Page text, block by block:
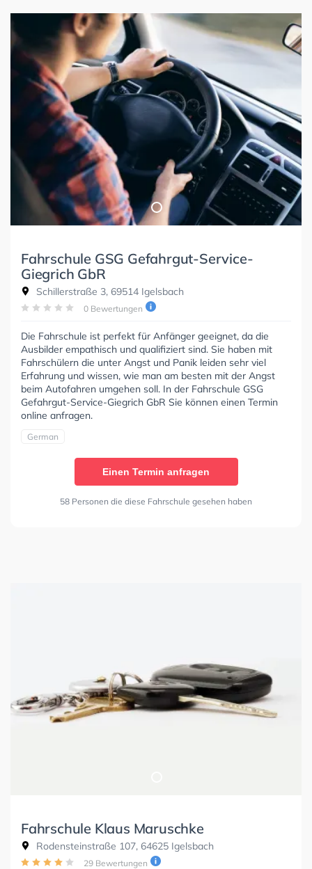
Fahrschule GSG Gefahrgut-Service-
Giegrich GbR
Schillerstraße 3, 69514 Igelsbach
0 Bewertungen
Die Fahrschule ist perfekt für Anfänger geeignet, da die
Ausbilder empathisch und qualifiziert sind. Sie haben mit
Fahrschülern die unter Angst und Panik leiden sehr viel
Erfahrung und wissen, wie man am besten mit der Angst
beim Autofahren umgehen soll. In der Fahrschule GSG
Gefahrgut-Service-Giegrich GbR Sie können einen Termin
online anfragen.
German
Einen Termin anfragen
58 Personen die diese Fahrschule gesehen haben
Fahrschule Klaus Maruschke
Rodensteinstraße 107, 64625 Igelsbach
29 Bewertungen